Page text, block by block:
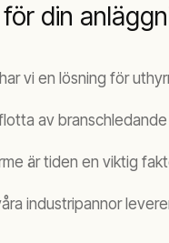
din
vi en lösning för
av
är tiden en viktig
industripannor